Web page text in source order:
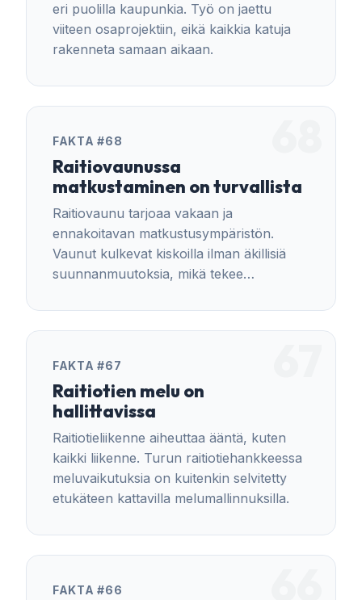
eri puolilla kaupunkia. Työ on jaettu
viiteen osaprojektiin, eikä kaikkia katuja
rakenneta samaan aikaan.
FAKTA #68
Raitiovaunussa
matkustaminen on turvallista
Raitiovaunu tarjoaa vakaan ja
ennakoitavan matkustusympäristön.
Vaunut kulkevat kiskoilla ilman äkillisiä
suunnanmuutoksia, mikä tekee
FAKTA #67
Raitiotien melu on
hallittavissa
Raitiotieliikenne aiheuttaa ääntä, kuten
kaikki liikenne. Turun raitiotiehankkeessa
meluvaikutuksia on kuitenkin selvitetty
etukäteen kattavilla melumallinnuksilla.
FAKTA #66